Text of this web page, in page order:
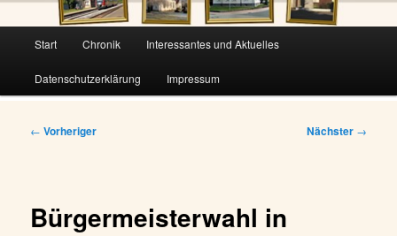
Start Chronik Interessantes und Aktuelles
Datenschutzerklärung Impressum
Beitragsnavigation
← Vorheriger Nächster →
Bürgermeisterwahl in